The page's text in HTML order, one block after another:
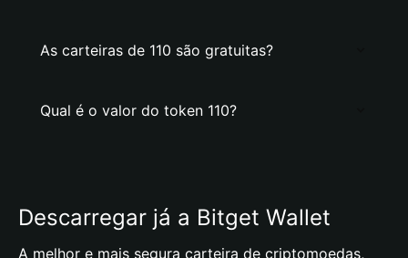
As carteiras de 110 são gratuitas?
Qual é o valor do token 110?
Descarregar já a Bitget Wallet
A melhor e mais segura carteira de criptomoedas,